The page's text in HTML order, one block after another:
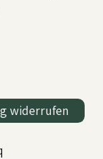
widerrufen